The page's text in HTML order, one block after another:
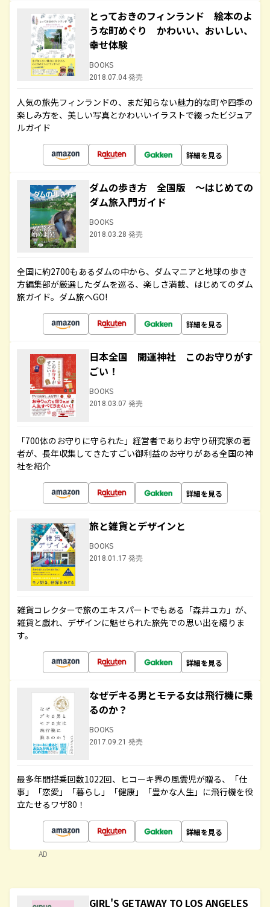
とっておきのフィンランド 絵本のよ
うな町めぐり かわいい、おいしい、
幸せ体験
BOOKS
2018.07.04 発売
人気の旅先フィンランドの、まだ知らない魅力的な町や四季の
楽しみ方を、美しい写真とかわいいイラストで綴ったビジュア
ルガイド
詳細を見る
ダムの歩き方 全国版 ～はじめての
ダム旅入門ガイド
BOOKS
2018.03.28 発売
全国に約2700もあるダムの中から、ダムマニアと地球の歩き
方編集部が厳選したダムを巡る、楽しさ満載、はじめてのダム
旅ガイド。ダム旅へGO!
詳細を見る
日本全国 開運神社 このお守りがす
ごい！
BOOKS
2018.03.07 発売
「700体のお守りに守られた」経営者でありお守り研究家の著
者が、長年収集してきたすごい御利益のお守りがある全国の神
社を紹介
詳細を見る
旅と雑貨とデザインと
BOOKS
2018.01.17 発売
雑貨コレクターで旅のエキスパートでもある「森井ユカ」が、
雑貨と戯れ、デザインに魅せられた旅先での思い出を綴りま
す。
詳細を見る
なぜデキる男とモテる女は飛行機に乗
るのか？
BOOKS
2017.09.21 発売
最多年間搭乗回数1022回、ヒコーキ界の風雲児が贈る、「仕
事」「恋愛」「暮らし」「健康」「豊かな人生」に飛行機を役
立たせるワザ80！
詳細を見る
AD
GIRL'S GETAWAY TO LOS ANGELES